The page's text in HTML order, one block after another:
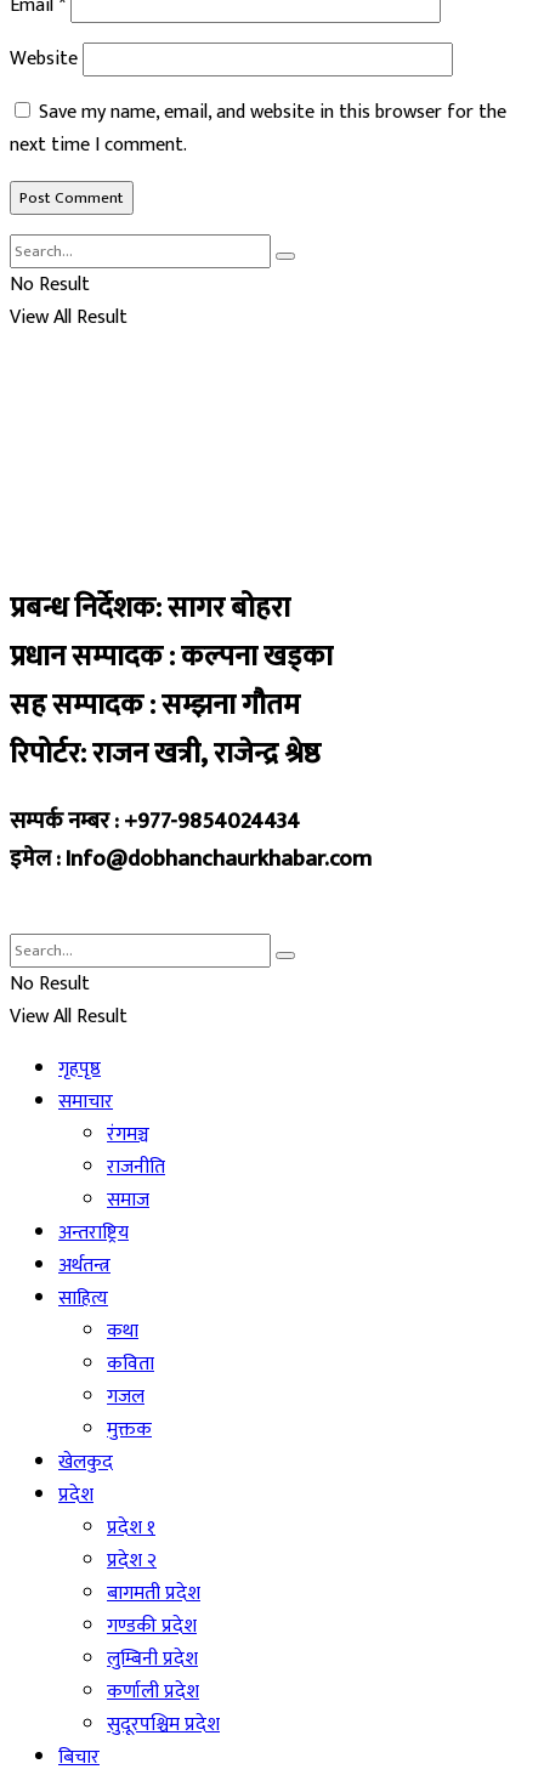
Website
Save my name, email, and website in this browser for the
next time I comment.
No Result
View All Result
प्रबन्ध निर्देशक: सागर बोहरा
प्रधान सम्पादक : कल्पना खड्का
सह सम्पादक : सम्झना गौतम
रिपोर्टर: राजन खत्री, राजेन्द्र श्रेष्ठ
सम्पर्क नम्बर : +977-9854024434
इमेल : Info@dobhanchaurkhabar.com
No Result
View All Result
गृहपृष्ठ
समाचार
रंगमञ्च
राजनीति
समाज
अन्तराष्ट्रिय
अर्थतन्त्र
साहित्य
कथा
कविता
गजल
मुक्तक
खेलकुद
प्रदेश
प्रदेश १
प्रदेश २
बागमती प्रदेश
गण्डकी प्रदेश
लुम्बिनी प्रदेश
कर्णाली प्रदेश
सुदूरपश्चिम प्रदेश
बिचार